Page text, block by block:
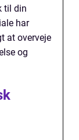
til din
har
at overveje
og